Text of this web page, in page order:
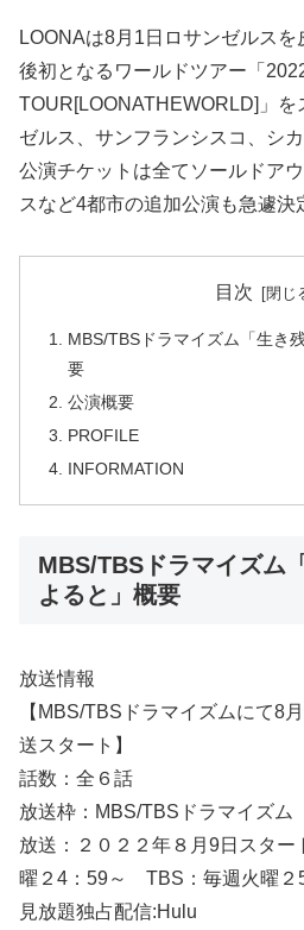
LOONAは8月1日ロサンゼルス
後初となるワールドツアー「
TOUR[LOONATHEWORLD]」
ゼルス、サンフランシスコ、シ
公演チケットは全てソールドア
スなど4都市の追加公演も急遽決
目次
MBS/TBSドラマイズム「生き
要
公演概要
PROFILE
INFORMATION
MBS/TBSドラマイズム
よると」概要
放送情報
【MBS/TBSドラマイズムにて8
送スタート】
話数：全６話
放送枠：MBS/TBSドラマイズム
放送：２０２２年８月9日スタ
曜２4：59～ TBS：毎週火曜２5
見放題独占配信:Hulu